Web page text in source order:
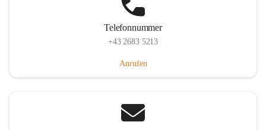
Telefonnummer
+43 2683 5213
Anrufen